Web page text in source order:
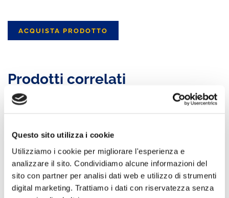
Questo sito utilizza i cookie
Utilizziamo i cookie per migliorare l'esperienza e
analizzare il sito. Condividiamo alcune informazioni del
sito con partner per analisi dati web e utilizzo di strumenti
digital marketing. Trattiamo i dati con riservatezza senza
ACQUISTA PRODOTTO
Prodotti correlati
Saucony
Peregrine 8,
Scarpe Trail